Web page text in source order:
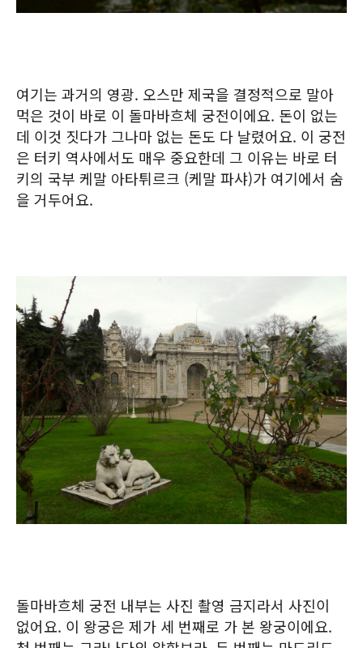
여기는 과거의 영광. 오스만 제국을 결정적으로 말아
먹은 것이 바로 이 돌마바흐체 궁전이에요. 돈이 없는
데 이것 짓다가 그나마 없는 돈도 다 날렸어요. 이 궁전
은 터키 역사에서도 매우 중요한데 그 이유는 바로 터
키의 국부 케말 아타튀르크 (케말 파샤)가 여기에서 숨
을 거두어요.
돌마바흐체 궁전 내부는 사진 촬영 금지라서 사진이
없어요. 이 왕궁은 제가 세 번째로 가 본 왕궁이에요.